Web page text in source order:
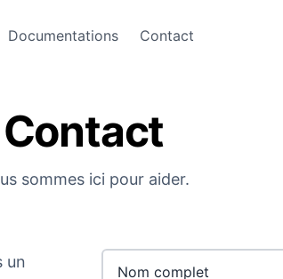
Documentations Contact
Contact
sommes ici pour aider.
un